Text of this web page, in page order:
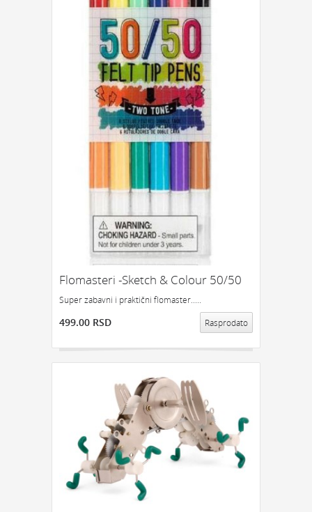
Flomasteri -Sketch & Colour 50/50
Super zabavni i praktični flomaster.....
499.00 RSD Rasprodato